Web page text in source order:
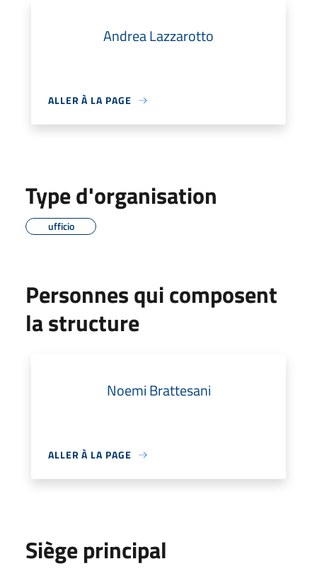
Andrea Lazzarotto
ALLER À LA PAGE
Type d'organisation
ufficio
Personnes qui composent
la structure
Noemi Brattesani
ALLER À LA PAGE
Siège principal